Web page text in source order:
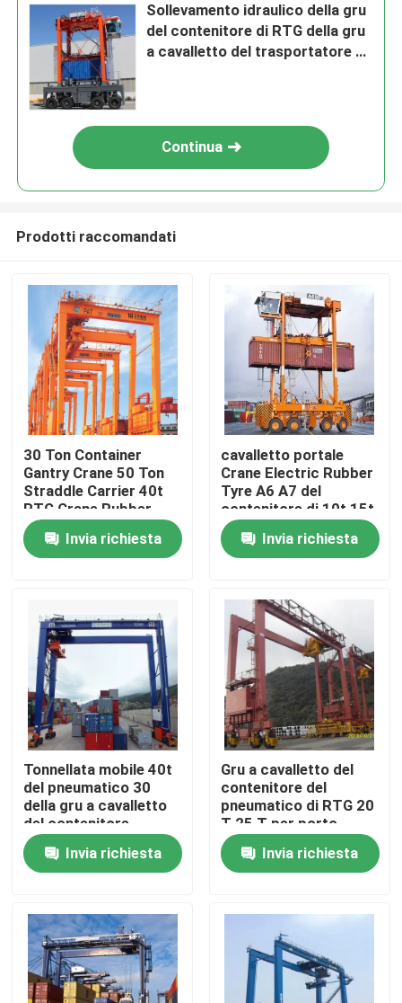
Casa
Prodotti
Fatory Tour
Controllo di qualità
Contattaci
Gru a ponte
Gru a ponte monotrave
Doppia gru a cavalletto della trave
Sollevamento idraulico della gru
del contenitore di RTG della gru
a cavalletto del trasportatore a
Continua
Prodotti raccomandati
30 Ton Container
Gantry Crane 50 Ton
Straddle Carrier 40t
RTG Crane Rubber
Tyre
Invia richiesta
cavalletto portale
Crane Electric Rubber
Tyre A6 A7 del
contenitore di 10t 15t
Invia richiesta
Tonnellata mobile 40t
del pneumatico 30
della gru a cavalletto
del contenitore
elettrico RTG per
porto Invia richiesta
Gru a cavalletto del
contenitore del
pneumatico di RTG 20
T 25 T per porto
Invia richiesta